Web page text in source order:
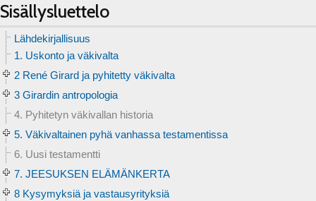
Sisällysluettelo
Lähdekirjallisuus
1. Uskonto ja väkivalta
2 René Girard ja pyhitetty väkivalta
3 Girardin antropologia
4. Pyhitetyn väkivallan historia
5. Väkivaltainen pyhä vanhassa testamentissa
6. Uusi testamentti
7. JEESUKSEN ELÄMÄNKERTA
8 Kysymyksiä ja vastausyrityksiä